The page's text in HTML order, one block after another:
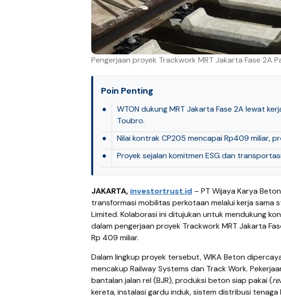
Pengerjaan proyek Trackwork MRT Jakarta Fase 2A
Poin Penting
●
WTON dukung MRT Jakarta Fase 2A lewat
Toubro.
●
Nilai kontrak CP205 mencapai Rp409 miliar,
●
Proyek sejalan komitmen ESG dan
JAKARTA, investortrust.id – PT Wijaya Karya
transformasi mobilitas perkotaan melalui kerja sama
Limited. Kolaborasi ini ditujukan untuk mendukung
dalam pengerjaan proyek Trackwork MRT Jakarta
Rp 409 miliar.
Dalam lingkup proyek tersebut, WIKA Beton
mencakup Railway Systems dan Track Work.
bantalan jalan rel (BJR), produksi beton siap pakai (
kereta, instalasi gardu induk, sistem distribusi